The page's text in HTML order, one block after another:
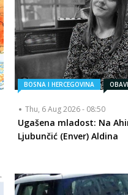
BOSNA I HERCEGOVINA
Thu, 6 Aug 2026 - 08:50
Ugašena mladost: Na
Ljubunčić (Enver) Aldina